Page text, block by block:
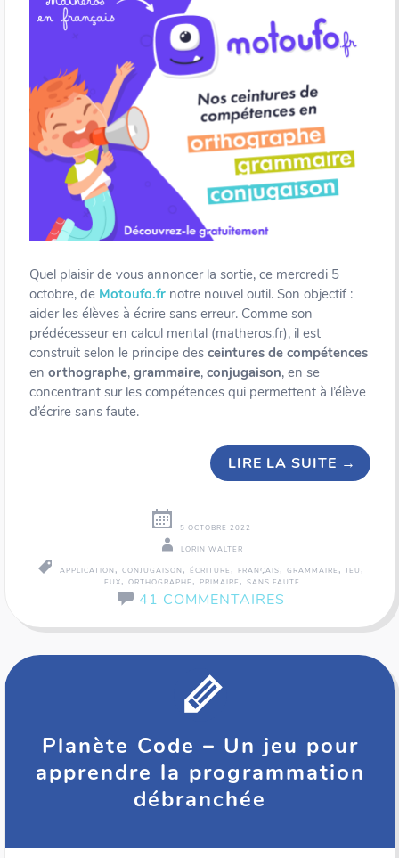
Quel plaisir de vous annoncer la sortie, ce mercredi 5
octobre, de Motoufo.fr notre nouvel outil. Son objectif :
aider les élèves à écrire sans erreur. Comme son
prédécesseur en calcul mental (matheros.fr), il est
construit selon le principe des ceintures de compétences
en orthographe, grammaire, conjugaison, en se
concentrant sur les compétences qui permettent à l’élève
d’écrire sans faute.
LIRE LA SUITE →
5 OCTOBRE 2022
LORIN WALTER
APPLICATION , CONJUGAISON , ÉCRITURE , FRANÇAIS, GRAMMAIRE , JEU ,
JEUX, ORTHOGRAPHE , PRIMAIRE , SANS FAUTE
41 COMMENTAIRES
Planète Code – Un jeu pour
apprendre la programmation
débranchée